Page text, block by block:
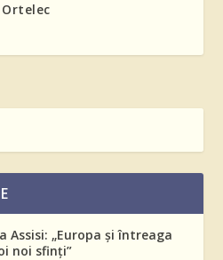
Assisi: „Europa și întreaga
noi sfinți”